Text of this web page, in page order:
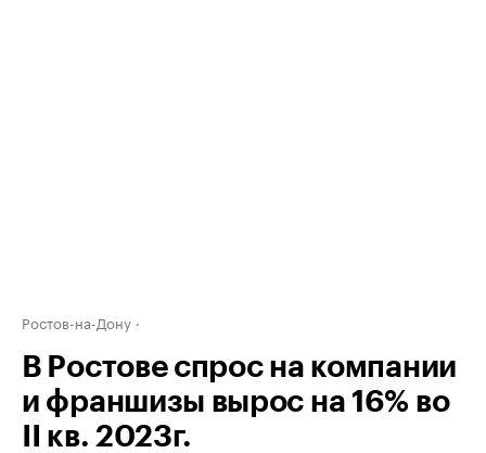
Ростов-на-Дону
В Ростове спрос на компании
и франшизы вырос на 16% во
II кв. 2023г.